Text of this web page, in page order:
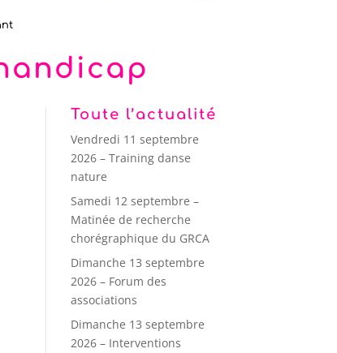
Toute l’actualité
Vendredi 11 septembre
2026 – Training danse
nature
Samedi 12 septembre –
Matinée de recherche
chorégraphique du GRCA
Dimanche 13 septembre
2026 – Forum des
associations
Dimanche 13 septembre
2026 – Interventions